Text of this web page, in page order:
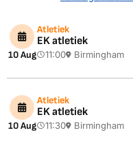
10 Aug
Atletiek
EK atletiek
11:00 Birmingham
10 Aug
Atletiek
EK atletiek
11:30 Birmingham